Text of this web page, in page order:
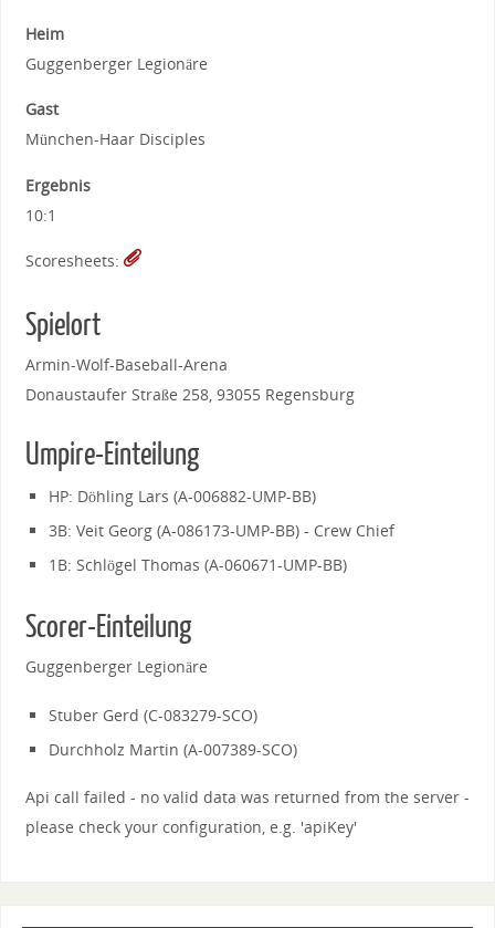
Heim
Guggenberger Legionäre
Gast
München-Haar Disciples
Ergebnis
10:1
Scoresheets:
Spielort
Armin-Wolf-Baseball-Arena
Donaustaufer Straße 258, 93055 Regensburg
Umpire-Einteilung
HP: Döhling Lars (A-006882-UMP-BB)
3B: Veit Georg (A-086173-UMP-BB) - Crew Chief
1B: Schlögel Thomas (A-060671-UMP-BB)
Scorer-Einteilung
Guggenberger Legionäre
Stuber Gerd (C-083279-SCO)
Durchholz Martin (A-007389-SCO)
Api call failed - no valid data was returned from the server -
please check your configuration, e.g. 'apiKey'